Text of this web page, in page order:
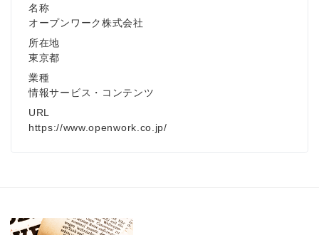
名称
オープンワーク株式会社
所在地
東京都
業種
情報サービス・コンテンツ
URL
https://www.openwork.co.jp/